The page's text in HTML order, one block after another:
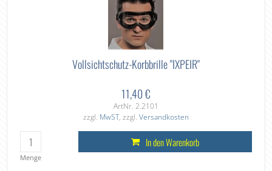
Vollsichtschutz-Korbbrille "IXPEIR"
11,40 €
ArtNr. 2.2101
zzgl. MwST, zzgl. Versandkosten
Menge
In den Warenkorb